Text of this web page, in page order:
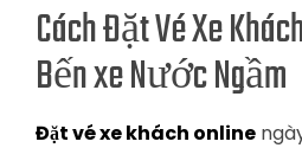
Cách Đặt Vé Xe
Bến xe Nước Ngầm
Đặt vé xe khách online